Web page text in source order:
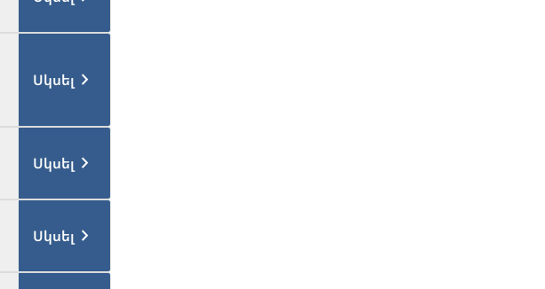
Սկսել
Սկսել
Սկսել